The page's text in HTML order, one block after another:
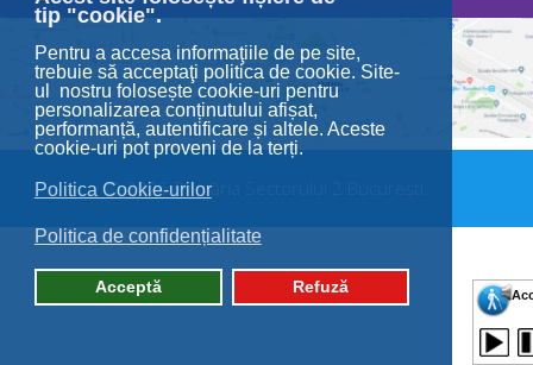
tip "cookie".
Pentru a accesa informaţiile de pe site,
trebuie să acceptaţi politica de cookie. Site-
ul nostru folosește cookie-uri pentru
personalizarea conținutului afișat,
performanță, autentificare și altele. Aceste
cookie-uri pot proveni de la terți.
Politica Cookie-urilor
Politica de confidențialitate
Acceptă Refuză
© 2026 Primăria Sectorului 2 București.